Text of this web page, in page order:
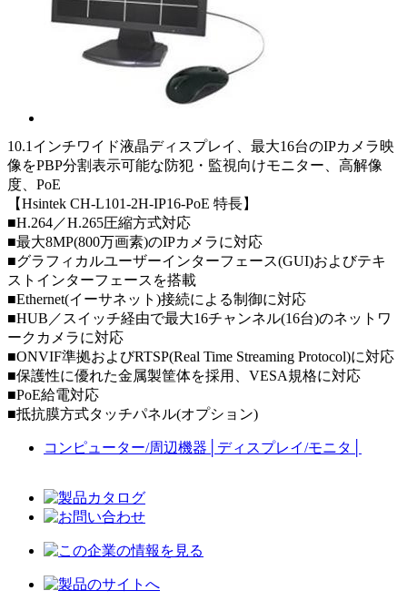
10.1インチワイド液晶ディスプレイ、最大16台のIPカメラ映
像をPBP分割表示可能な防犯・監視向けモニター、高解像
度、PoE
【Hsintek CH-L101-2H-IP16-PoE 特長】
■H.264／H.265圧縮方式対応
■最大8MP(800万画素)のIPカメラに対応
■グラフィカルユーザーインターフェース(GUI)およびテキ
ストインターフェースを搭載
■Ethernet(イーサネット)接続による制御に対応
■HUB／スイッチ経由で最大16チャンネル(16台)のネットワ
ークカメラに対応
■ONVIF準拠およびRTSP(Real Time Streaming Protocol)に対応
■保護性に優れた金属製筐体を採用、VESA規格に対応
■PoE給電対応
■抵抗膜方式タッチパネル(オプション)
コンピューター/周辺機器 ディスプレイ/モニタ